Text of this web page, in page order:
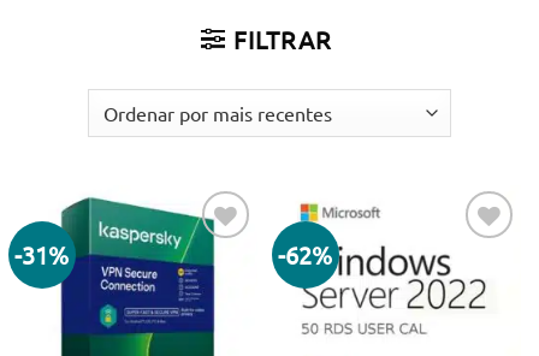
FILTRAR
-31%
Adicionar
aos meus
desejos
-62%
Adicionar
aos meus
desejos